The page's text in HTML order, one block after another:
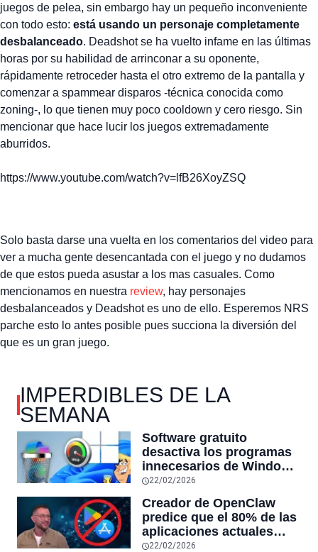
juegos de pelea, sin embargo hay un pequeño inconveniente
con todo esto: está usando un personaje completamente
desbalanceado. Deadshot se ha vuelto infame en las últimas
horas por su habilidad de arrinconar a su oponente,
rápidamente retroceder hasta el otro extremo de la pantalla y
comenzar a spammear disparos -técnica conocida como
zoning-, lo que tienen muy poco cooldown y cero riesgo. Sin
mencionar que hace lucir los juegos extremadamente
aburridos.
https://www.youtube.com/watch?v=lfB26XoyZSQ
Solo basta darse una vuelta en los comentarios del video para
ver a mucha gente desencantada con el juego y no dudamos
de que estos pueda asustar a los mas casuales. Como
mencionamos en nuestra review, hay personajes
desbalanceados y Deadshot es uno de ello. Esperemos NRS
parche esto lo antes posible pues succiona la diversión del
que es un gran juego.
IMPERDIBLES DE LA
SEMANA
Software gratuito
desactiva los programas
innecesarios de Windows
11 y optimiza el PC,
RAM y mucho más
22/02/2026
Creador de OpenClaw
predice que el 80% de las
aplicaciones actuales
desaparecerán en el
22/02/2026